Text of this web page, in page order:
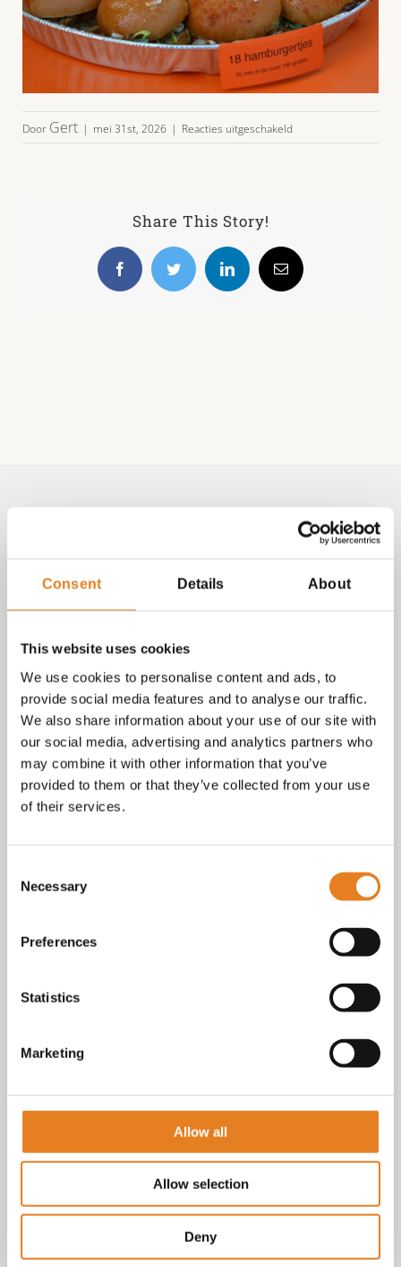
Consent Details About
This website uses cookies
We use cookies to personalise content and ads, to
provide social media features and to analyse our traffic.
We also share information about your use of our site with
our social media, advertising and analytics partners who
may combine it with other information that you’ve
provided to them or that they’ve collected from your use
of their services.
Selection
Necessary
Preferences
Statistics
Marketing
Allow all
Allow selection
Deny
Door Gert | mei 31st, 2026 | Reacties uitgeschakeld
party-
Share This Story!
FacebookTwitter LinkedInE-
mail
Aangepast met telefoonnummer:
tot vragen over bestellingen, betalingen en leveringen.
Facebook
Instagram
E-mail
Telefoon / whatsapp: +31 6 23227983
Bekijk onzeAlgemene voorwaarden. KvK nr.: 18068338.
Lees ook onze privacy encookiepolicy als je benieuwd
bent naar wat we met je gegevens doen.